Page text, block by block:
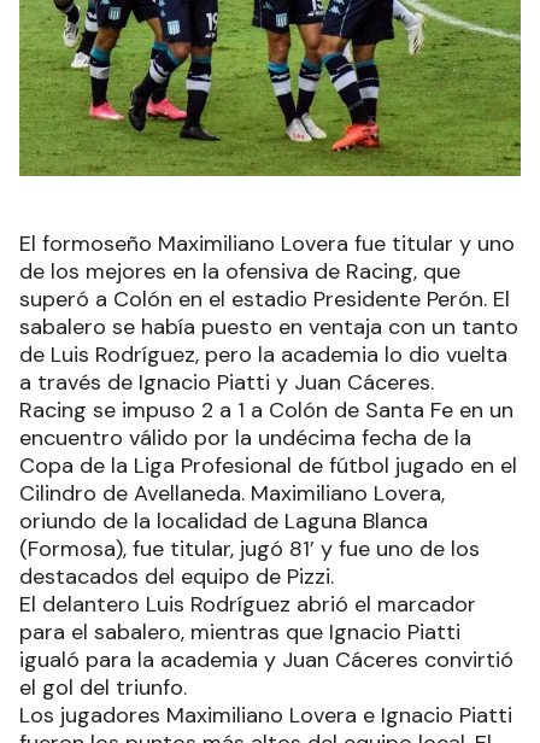
El formoseño Maximiliano Lovera fue titular y uno
de los mejores en la ofensiva de Racing, que
superó a Colón en el estadio Presidente Perón. El
sabalero se había puesto en ventaja con un tanto
de Luis Rodríguez, pero la academia lo dio vuelta
a través de Ignacio Piatti y Juan Cáceres.
Racing se impuso 2 a 1 a Colón de Santa Fe en un
encuentro válido por la undécima fecha de la
Copa de la Liga Profesional de fútbol jugado en el
Cilindro de Avellaneda. Maximiliano Lovera,
oriundo de la localidad de Laguna Blanca
(Formosa), fue titular, jugó 81’ y fue uno de los
destacados del equipo de Pizzi.
El delantero Luis Rodríguez abrió el marcador
para el sabalero, mientras que Ignacio Piatti
igualó para la academia y Juan Cáceres convirtió
el gol del triunfo.
Los jugadores Maximiliano Lovera e Ignacio Piatti